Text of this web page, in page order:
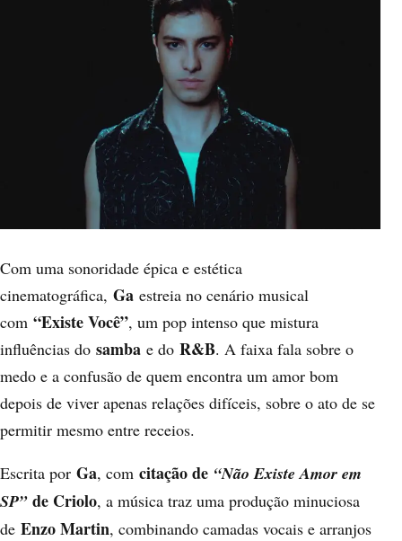
Com uma sonoridade épica e estética
cinematográfica, Ga estreia no cenário musical
com “Existe Você”, um pop intenso que mistura
influências do samba e do R&B. A faixa fala sobre o
medo e a confusão de quem encontra um amor bom
depois de viver apenas relações difíceis, sobre o ato de se
permitir mesmo entre receios.
Escrita por Ga, com citação de “Não Existe Amor em
SP”de Criolo, a música traz uma produção minuciosa
de Enzo Martin, combinando camadas vocais e arranjos